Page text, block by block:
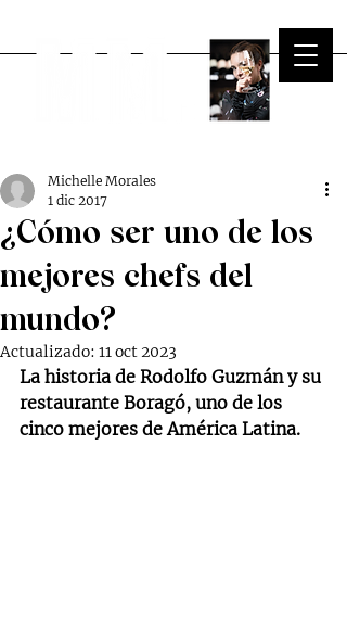
¿Cómo ser uno de los
mejores chefs del
mundo?
Michelle Morales
1 dic 2017
Actualizado: 11 oct 2023
La historia de Rodolfo Guzmán y su
restaurante Boragó, uno de los
cinco mejores de América Latina.